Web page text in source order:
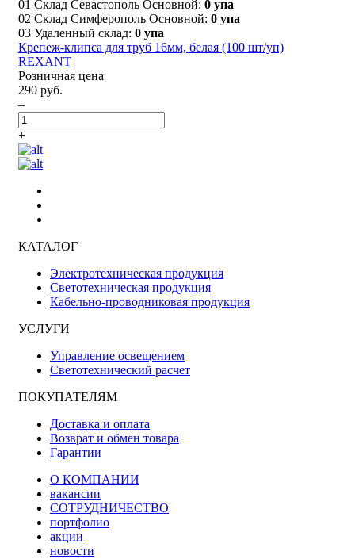
01 Склад Севастополь Основной: 0 упа
02 Склад Симферополь Основной: 0 упа
03 Удаленный склад: 0 упа
Крепеж-клипса для труб 16мм, белая (100 шт/уп)
REXANT
Розничная цена
290 руб.
–
+
КАТАЛОГ
Электротехническая продукция
Светотехническая продукция
Кабельно-проводниковая продукция
УСЛУГИ
Управление освещением
Светотехнический расчет
ПОКУПАТЕЛЯМ
Доставка и оплата
Возврат и обмен товара
Гарантии
О КОМПАНИИ
вакансии
СОТРУДНИЧЕСТВО
портфолио
акции
новости